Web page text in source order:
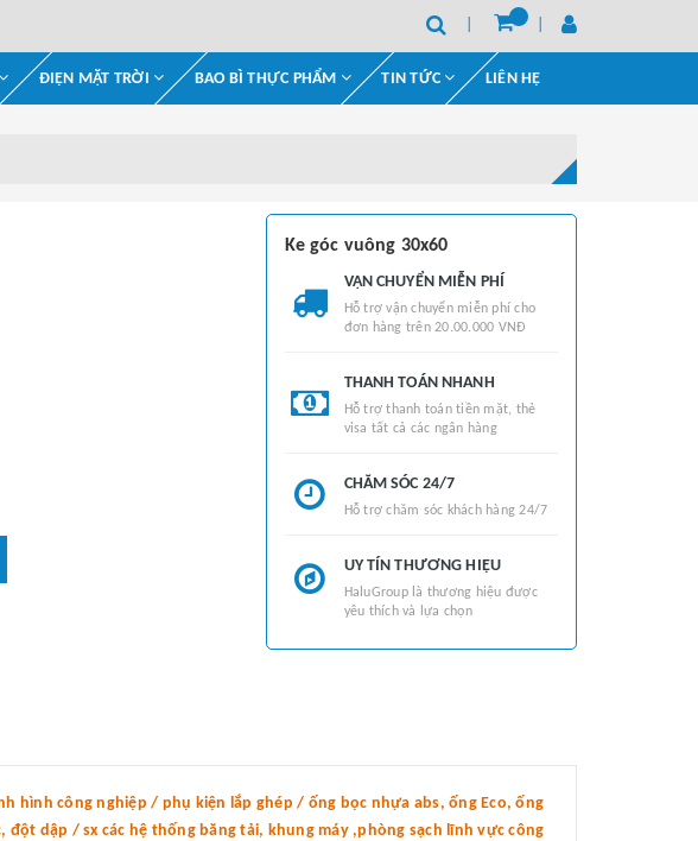
ĐIỆN MẶT TRỜI BAO BÌ THỰC PHẨM TIN TỨC LIÊN HỆ
Ke góc vuông 30x60
VẬN CHUYỂN MIỄN PHÍ
Hỗ trợ vận chuyển miễn phí cho
đơn hàng trên 20.00.000 VNĐ
THANH TOÁN NHANH
Hỗ trợ thanh toán tiền mặt, thẻ
visa tất cả các ngân hàng
CHĂM SÓC 24/7
Hỗ trợ chăm sóc khách hàng 24/7
UY TÍN THƯƠNG HIỆU
HaluGroup là thương hiệu được
yêu thích và lựa chọn
hình công nghiệp / phụ kiện lắp ghép / ống bọc nhựa abs, ống Eco, ống
dập / sx các hệ thống băng tải, khung máy ,phòng sạch lĩnh vực công